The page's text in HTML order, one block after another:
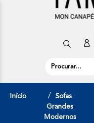
Início
Sofas
Grandes
Modernos